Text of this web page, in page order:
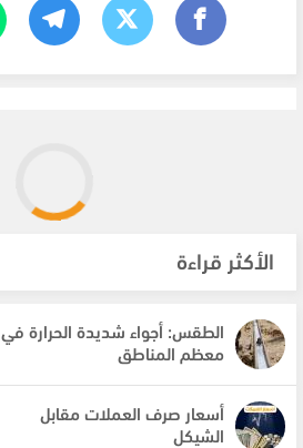
الأكثر قراءة
الطقس: أجواء شديدة الحرارة في
معظم المناطق
أسعار صرف العملات مقابل
الشيكل